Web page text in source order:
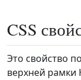
CSS
Это свойство
верхней рамки